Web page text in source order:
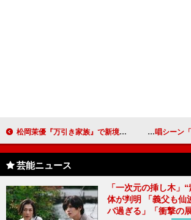
松岡茉優『万引き家族』で新境地 是枝裕和監督と祝福のハグ 沢尻エリカ、安室奈美恵の
芸能ニュース
「一次元の挿し木」
体が判明 「義父も仙
バ過ぎる」「衝撃の